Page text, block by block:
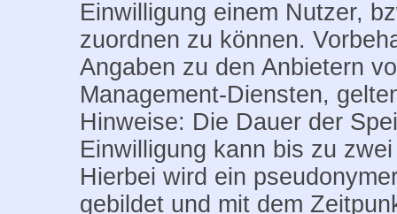
Einwilligung einem Nutzer,
zuordnen zu können.
Angaben zu den Anbietern
Management-Diensten,
Hinweise: Die Dauer der
Einwilligung kann bis zu
Hierbei wird ein
gebildet und mit dem